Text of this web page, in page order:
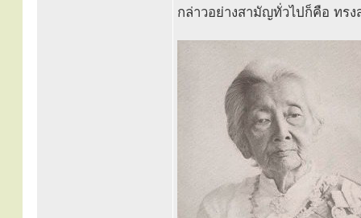
กล่าวอย่างสามัญทั่วไปก็คือ ทร